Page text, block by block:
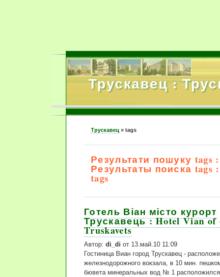
Трускавец :
Трускавец » tags
Результати пошуку tags :
Результаты поиска tags :
tags
Готель Віан місто курорт
Трускавець : Hotel Vian of
Truskavets
Автор: di_di от 13.май.10 11:09
Гостиница Виан город Трускавец -
железнодорожного вокзала, в 10 мин.
бювета минеральных вод № 1